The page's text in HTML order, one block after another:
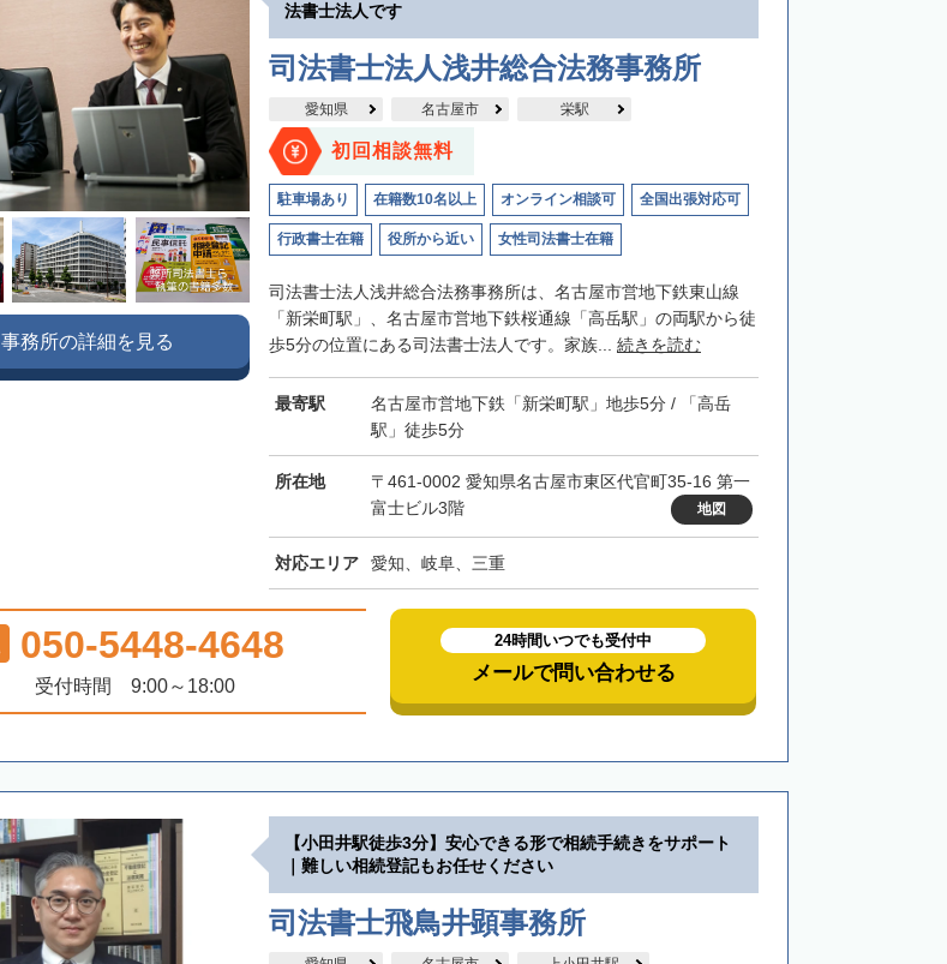
法書士法人です
司法書士法人浅井総合法務事務所
愛知県 名古屋市 栄駅
初回相談無料
駐車場あり 在籍数10名以上 オンライン相談可 全国出張対応可
行政書士在籍 役所から近い 女性司法書士在籍
司法書士法人浅井総合法務事務所は、名古屋市営地下鉄東山線
「新栄町駅」、名古屋市営地下鉄桜通線「高岳駅」の両駅から徒
歩5分の位置にある司法書士法人です。家族... 続きを読む
最寄駅
名古屋市営地下鉄「新栄町駅」地歩5分 / 「高岳
駅」徒歩5分
所在地
〒461-0002 愛知県名古屋市東区代官町35-16 第一
富士ビル3階
地図
対応エリア 愛知、岐阜、三重
事務所の詳細を見る
050-5448-4648
受付時間 9:00～18:00
24時間いつでも受付中
メールで問い合わせる
【小田井駅徒歩3分】安心できる形で相続手続きをサポート
｜難しい相続登記もお任せください
司法書士飛鳥井顕事務所